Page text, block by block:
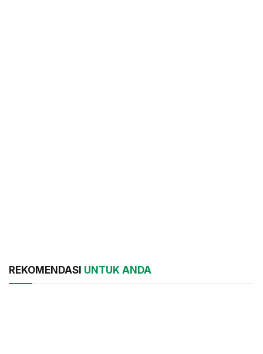
REKOMENDASI UNTUK ANDA